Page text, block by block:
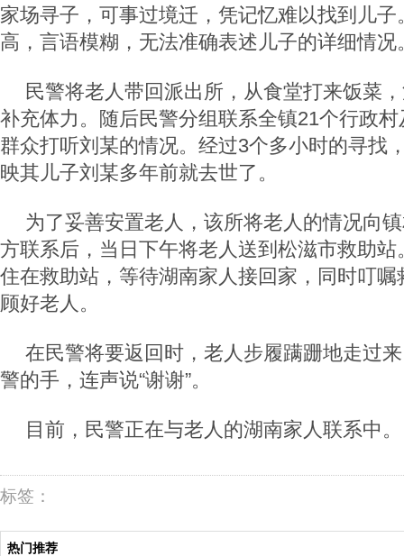
家场寻子，可事过境迁，凭记忆难以找到儿
高，言语模糊，无法准确表述儿子的详细情况
民警将老人带回派出所，从食堂打来饭菜
补充体力。随后民警分组联系全镇21个行政
群众打听刘某的情况。经过3个多小时的寻找
映其儿子刘某多年前就去世了。
为了妥善安置老人，该所将老人的情况向
方联系后，当日下午将老人送到松滋市救助
住在救助站，等待湖南家人接回家，同时叮
顾好老人。
在民警将要返回时，老人步履蹒跚地走过
警的手，连声说“谢谢”。
目前，民警正在与老人的湖南家人联系中。
标签：
热门推荐